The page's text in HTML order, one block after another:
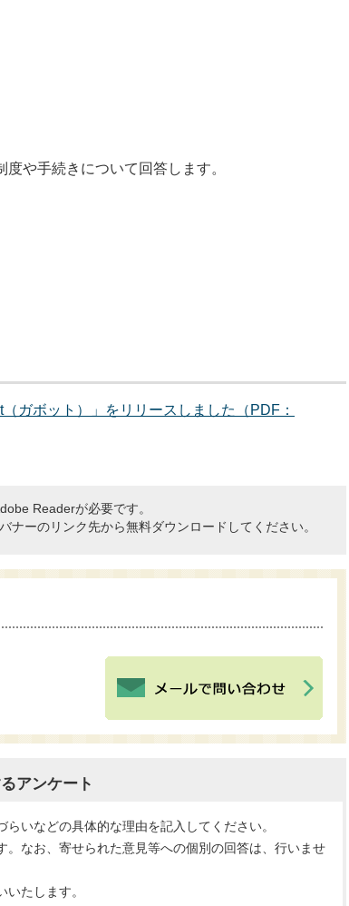
や手続きについて回答します。
ガボット）」をリリースしました（PDF：
Readerが必要です。
ナーのリンク先から無料ダウンロードしてください。
アンケート
いなどの具体的な理由を記入してください。
なお、寄せられた意見等への個別の回答は、行いませ
たします。